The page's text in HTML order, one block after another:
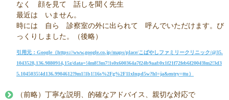
なく 顔を見て 話しを聞く先生
最近は いません。
時には 自ら 診察室の外に出られて 呼んでいただけます。び
っくりしました。（後略）
引用元：Google（https://www.google.co.jp/maps/place/こばやしファミリークリニック/@35.
1043528,136.9880914,15z/data=!4m8!3m7!1s0x600364a7f24b9aaf:0x1f21f72feb6f2004!8m2!3d3
5.1045035!4d136.9904612!9m1!1b1!16s%2Fg%2F11xlnpd5w?hl=ja&entry=ttu）
（前略）丁寧な説明、的確なアドバイス、親切な対応で